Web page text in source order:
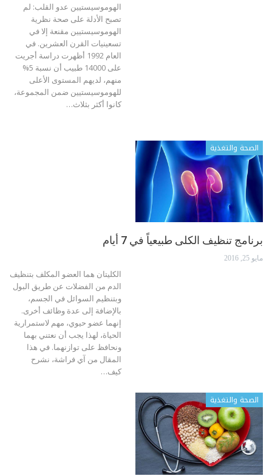
الهوموسيستيين عدو القلب: لم
تصبح الأدلة على صحة نظرية
الهوموسيستيين مقنعة إلا في
تسعينيات القرن العشرين. في
العام 1992 أظهرت دراسة أجريت
على 14000 طبيب أن نسبة 5%
منهم، لديهم المستوى الأعلى
للهوموسيستيين ضمن المجموعة،
كانوا أكثر بثلاث…
الصحة والتغذية
برنامج تنظيف الكلى طبيعياً في 7 أيام
مايو 25, 2016
الكليتان هما العضو المكلف بتنظيف
الدم من الفضلات عن طريق البول
وبتنظيم السوائل في الجسم،
بالإضافة إلى عدة وظائف أخرى.
إنهما عضو حيوي، مهم لاستمرارية
الحياة، لهذا يجب أن نعتني بهما
ونحافظ على توازنهما. في هذا
المقال من آي فراشة، نشرح
كيف…
الصحة والتغذية